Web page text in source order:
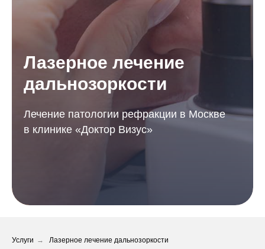
Лазерное лечение
дальнозоркости
Лечение патологии рефракции в Москве
в клинике «Доктор Визус»
Услуги → Лазерное лечение дальнозоркости